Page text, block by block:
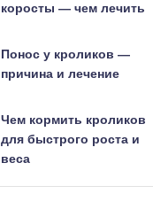
коросты — чем лечить
Понос у кроликов —
причина и лечение
Чем кормить кроликов
для быстрого роста и
веса